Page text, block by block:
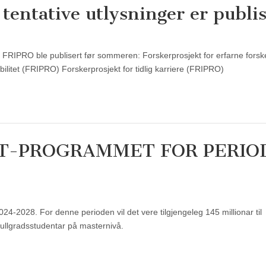
utlysninger er
ble publisert før sommeren: Forskerprosjekt for erfarne
(FRIPRO) Forskerprosjekt for tidlig karriere (FRIPRO)
PROGRAMMET FOR
2028. For denne perioden vil det vere tilgjengeleg 145 millionar til
på masternivå.